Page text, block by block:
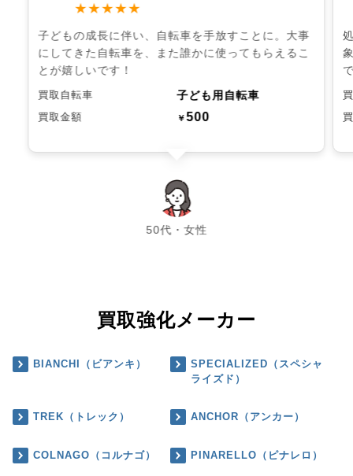
★★★★★
子どもの成長に伴い、自転車を手放すことに。大事
にしてきた自転車を、また誰かに使ってもらえるこ
とが嬉しいです！
買取自転車 子ども用自転車
買取金額 ￥500
50代・女性
chevron_left chevron_right
買取強化メーカー
BIANCHI（ビアンキ）
SPECIALIZED（スペシャ
ライズド）
TREK（トレック） ANCHOR（アンカー）
COLNAGO（コルナゴ） PINARELLO（ピナレロ）